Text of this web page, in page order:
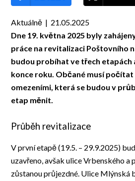
Aktuálně | 21.05.2025
Dne 19. května 2025 byly
práce na revitalizaci Poštovního
budou probíhat ve třech etapách
konce roku. Občané musí
omezeními, která se budou v
etap měnit.
Průběh revitalizace
V první etapě (19.5. – 29.9.2025)
uzavřeno, avšak ulice Vrbenského a
zůstanou průjezdné. Ulice Mlýnská